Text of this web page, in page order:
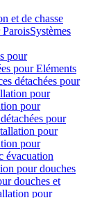
et de chasse
ParoisSystèmes
pour
pour Eléments
détachées pour
pour
pour
pour
pour
pour
évacuation
pour douches
douches et
pour